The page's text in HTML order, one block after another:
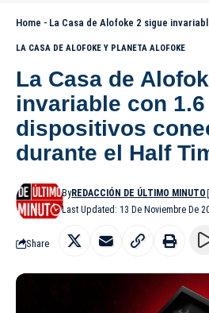
Home - La Casa de Alofoke 2 sigue invariable con 1.6 millones
LA CASA DE ALOFOKE Y PLANETA ALOFOKE
La Casa de
invariable con
dispositivos
durante el Half
Last Updated: 13 De Noviembre De
ByREDACCIÓN DE ÚLTIMO MINUTO
Share